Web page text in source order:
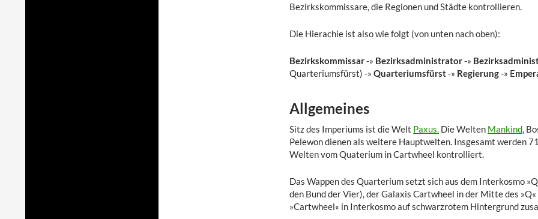
Bezirkskommissare, die Regionen und Städte kontrollieren.
Die Hierachie ist also wie folgt (von unten nach oben):
Bezirkskommissar-» Bezirksadministrator-»
Quarteriumsfürst) -» Quarteriumsfürst-» Regierung-» E
Allgemeines
Sitz des Imperiums ist die Welt Paxus.Die Welten Mankind,
Pelewon dienen als weitere Hauptwelten. Insgesamt werden
Welten vom Quaterium in Cartwheel kontrolliert.
Das Wappen des Quarterium setzt sich aus dem Interkosmo
den Bund der Vier), der Galaxis Cartwheel in der Mitte des
»Cartwheel« in Interkosmo auf schwarzrotem Hintergrund